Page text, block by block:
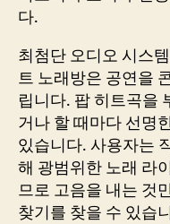
다.
최첨단 오디오 시스
트 노래방은 공연을
립니다. 팝 히트곡을
거나 할 때마다 선명
있습니다. 사용자는
해 광범위한 노래 라
므로 고음을 내는 것
찾기를 찾을 수 있습